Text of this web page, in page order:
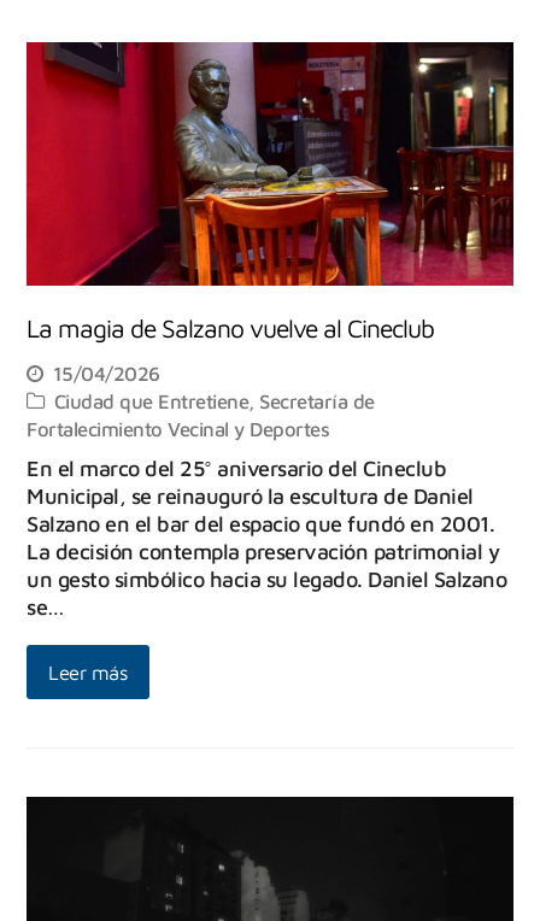
La magia de Salzano vuelve al Cineclub
15/04/2026
Ciudad que Entretiene, Secretaría de
Fortalecimiento Vecinal y Deportes
En el marco del 25° aniversario del Cineclub
Municipal, se reinauguró la escultura de Daniel
Salzano en el bar del espacio que fundó en 2001.
La decisión contempla preservación patrimonial y
un gesto simbólico hacia su legado. Daniel Salzano
se…
Leer más